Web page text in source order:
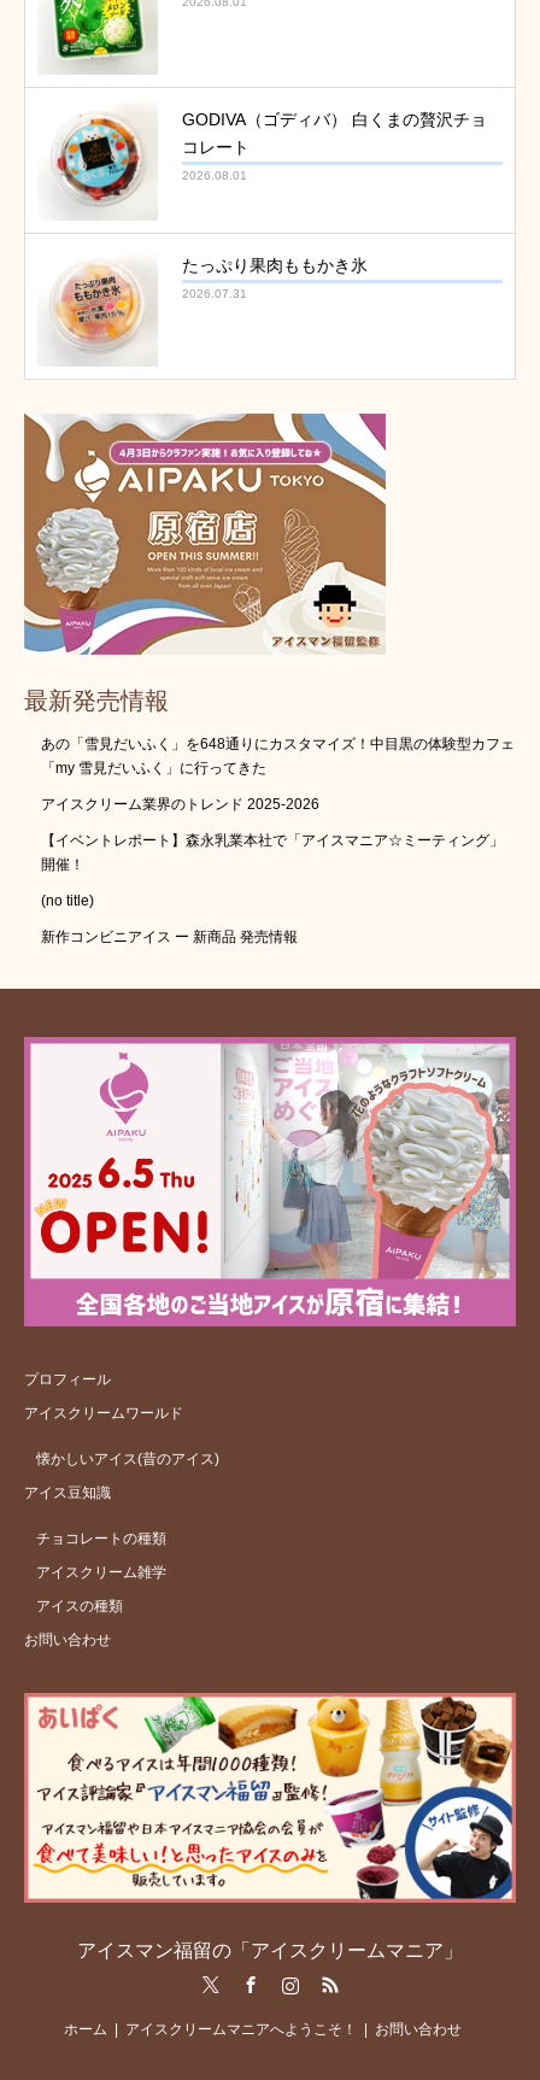
GODIVA（ゴディバ） 白くまの贅沢チョ
コレート
2026.08.01
たっぷり果肉ももかき氷
2026.07.31
最新発売情報
あの「雪見だいふく」を648通りにカスタマイズ！中目黒の体験型カフェ
「my 雪見だいふく」に行ってきた
アイスクリーム業界のトレンド 2025-2026
【イベントレポート】森永乳業本社で「アイスマニア☆ミーティング」
開催！
(no title)
新作コンビニアイス ー 新商品 発売情報
プロフィール
アイスクリームワールド
懐かしいアイス(昔のアイス)
アイス豆知識
チョコレートの種類
アイスクリーム雑学
アイスの種類
お問い合わせ
アイスマン福留の「アイスクリームマニア」
RSS
ホーム アイスクリームマニアへようこそ！ お問い合わせ